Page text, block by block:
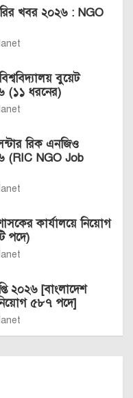
খবর ২০২৬ : NGO
বুয়েট
(১১ ধরনের)
রিক এনজিও
(RIC NGO Job
কার্যালয়ে নিয়োগ
পদে)
২০২৬ [বাংলাদেশ
৫৮৭ পদে]